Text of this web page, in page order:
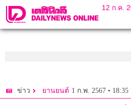
12 ก.ค.
ข่าว ยานยนต์ 1 ก.พ. 2567 • 18:35